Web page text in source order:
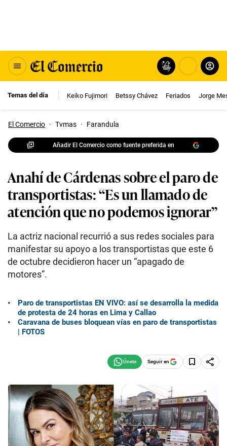
Temas del día Keiko Fujimori Betssy Chávez Feriados Jorge
El Comercio · Tvmas · Farandula
Añadir El Comercio como fuente preferida en
Anahí de Cárdenas sobre el paro de
transportistas: “Es un llamado de
atención que no podemos ignorar”
La actriz nacional recurrió a sus redes sociales para
manifestar su apoyo a los transportistas que este 6
de octubre decidieron hacer un “apagado de
motores”.
Paro de transportistas EN VIVO: así se desarrolla la medida
de protesta de 24 horas en Lima y Callao
Caravana de buses bloquean vías en paro de transportistas
| FOTOS
Seguir en